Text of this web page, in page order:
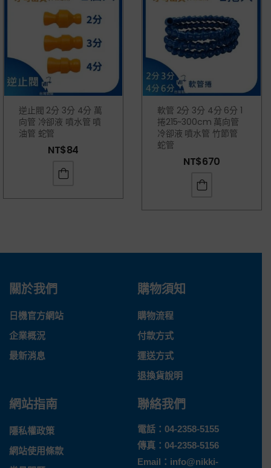
逆止閥 2分 3分 4分 萬
向管 冷卻液 噴水管 噴
油管 蛇管
NT$84
軟管 2分 3分 4分 6分 1
捲215~300cm 萬向管
冷卻液 噴水管 竹節管
蛇管
NT$670
關於我們
日機官方網站
企業概況
最新消息
購物須知
購物流程
付款方式
運送方式
退換貨說明
網站指南
隱私權政策
網站使用條款
聯絡我們
電話： 04-2358-5155
傳真：04-2358-5156
Email： info@nikki-